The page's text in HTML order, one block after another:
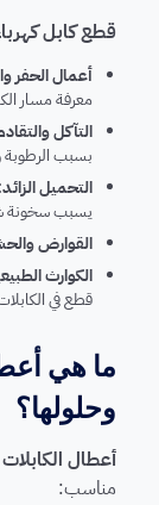
قطع كابل
أعمال الحفر
معرفة مسار
التآكل
بسبب الرطوبة
التحميل الزائد
يسبب سخونة
القوارض
الكوارث
قطع في
ما هي
وحلولها؟
أعطال الكابلات
مناسب: